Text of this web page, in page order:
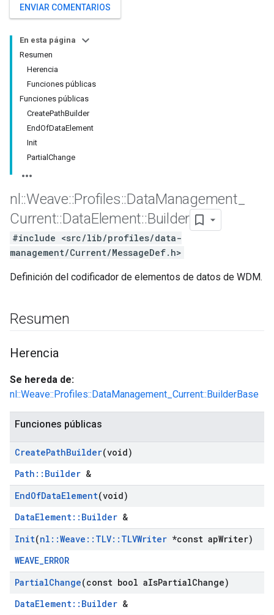
ENVIAR COMENTARIOS
En esta página
Resumen
Herencia
Funciones públicas
Funciones públicas
CreatePathBuilder
EndOfDataElement
Init
PartialChange
nl ::Weave::Profiles::DataManagement
Current::DataElement::Builder
#include <src/lib/profiles/data-
management/Current/MessageDef.h>
Definición del codificador de elementos de datos de WDM.
Resumen
Herencia
Se hereda de:
nl::Weave::Profiles::DataManagement_Current::BuilderBase
Funciones públicas
CreatePathBuilder(void)
Path::Builder &
EndOfDataElement(void)
DataElement::Builder &
Init(nl ::Weave :: TLV:: TLVWriter *const apWriter)
WEAVE_ERROR
PartialChange(const bool aIsPartialChange)
DataElement::Builder &